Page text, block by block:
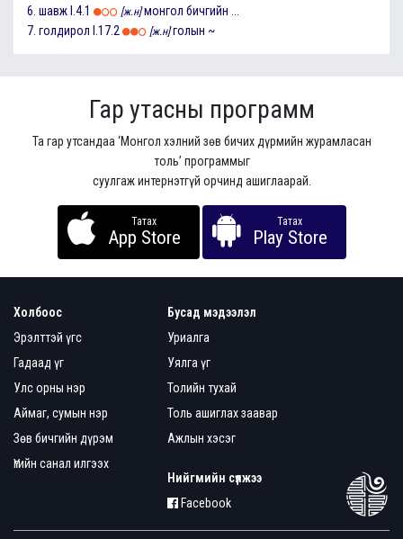
6. шавж I.4.1 [ж.н] монгол бичгийн ...
7. голдирол I.17.2 [ж.н] голын ~
Гар утасны программ
Та гар утсандаа ‘Монгол хэлний зөв бичих дүрмийн журамласан
толь’ программыг
суулгаж интернэтгүй орчинд ашиглаарай.
Татах
App Store
Татах
Play Store
Холбоос
Эрэлттэй үгс
Гадаад үг
Улс орны нэр
Аймаг, сумын нэр
Зөв бичгийн дүрэм
Үгийн санал илгээх
Бусад мэдээлэл
Уриалга
Уялга үг
Толийн тухай
Толь ашиглах заавар
Ажлын хэсэг
Нийгмийн сүлжээ
Facebook